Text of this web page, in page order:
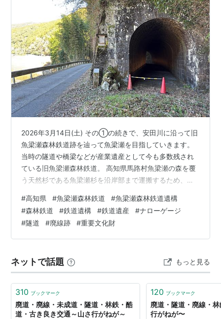
2026年3月14日(土) その①の続きで、安田川に沿って旧
魚梁瀬森林鉄道跡を辿って魚梁瀬を目指していきます。
当時の隧道や橋梁などが産業遺産として今も多数残され
ている旧魚梁瀬森林鉄道。 高知県馬路村魚梁瀬の森を覆
う天然杉である魚梁瀬杉を沿岸部まで運搬するため、設
たのきっかけに総延長を伸ばしていき、1919年には石仙
(今の奈半利川と中川の分岐点付近)まで開通し魚梁瀬杉の
運搬が行われるようになりました。 ただ、安田川線は途
中逆勾配があったり、奈半利川沿いの杉の産出エリアを
川貯木場まで続く…
#高知県 #魚梁瀬森林鉄道 #魚梁瀬森林鉄道遺構
#森林鉄道 #鉄道遺構 #鉄道遺産 #ナローゲージ
#隧道 #廃線跡 #重要文化財
ネットで話題 もっと見る
310 ブックマーク
廃道・廃線・未成道・隧道・林鉄・酷
道・古き良き交通～山さ行がねが～
120 ブックマーク
廃道・隧道・廃線・
行がねが〜